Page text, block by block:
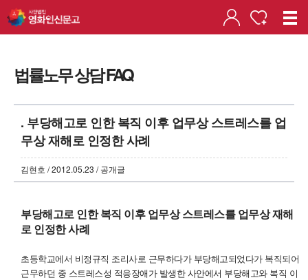
법률노무 상담 FAQ
. 부당해고로 인한 복직 이후 업무상 스트레스를 업
무상 재해로 인정한 사례
김현호 / 2012.05.23 / 공개글
부당해고로 인한 복직 이후 업무상 스트레스를 업무상 재해
로 인정한 사례
초등학교에서 비정규직 조리사로 근무하다가 부당해고되었다가 복직되어
근무하던 중 스트레스성 적응장애가 발생한 사안에서 부당해고와 복직 이